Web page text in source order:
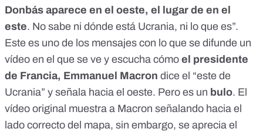
Donbás aparece en el oeste, el lugar de en el
este. No sabe ni dónde está Ucrania, ni lo que es”.
Este es uno de los mensajes con lo que se difunde un
vídeo en el que se ve y escucha cómo el presidente
de Francia, Emmanuel Macron dice el “este de
Ucrania” y señala hacia el oeste. Pero es un bulo. El
vídeo original muestra a Macron señalando hacia el
lado correcto del mapa, sin embargo, se aprecia el